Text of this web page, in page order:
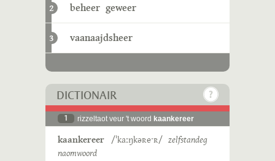
2 beheer geweer
3 vaanaajdsheer
DICTIONAIR
1 rizzeltaot veur 't woord kaankereer
kaankereer /ˈkaːŋkəʀeˑʀ/ zelfstandeg
naomwoord